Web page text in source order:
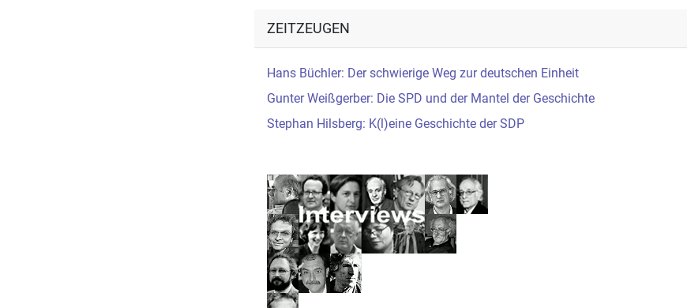
ZEITZEUGEN
Hans Büchler: Der schwierige Weg zur deutschen Einheit
Gunter Weißgerber: Die SPD und der Mantel der Geschichte
Stephan Hilsberg: K(l)eine Geschichte der SDP